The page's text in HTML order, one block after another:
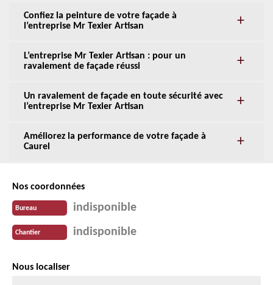
Confiez la peinture de votre façade à
l’entreprise Mr Texier Artisan
L’entreprise Mr Texier Artisan : pour un
ravalement de façade réussi
Un ravalement de façade en toute sécurité avec
l’entreprise Mr Texier Artisan
Améliorez la performance de votre façade à
Caurel
Nos coordonnées
Bureau indisponible
Chantier indisponible
Nous localiser